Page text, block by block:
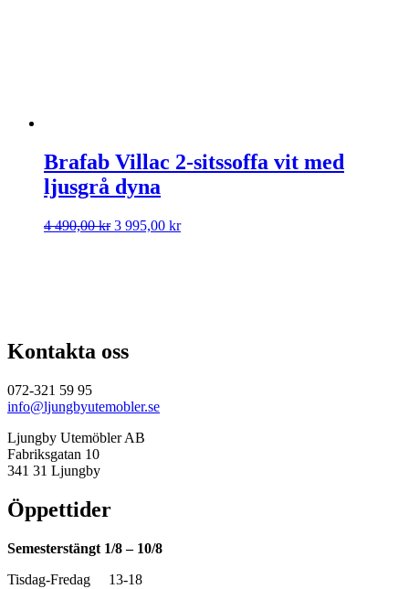
Brafab Villac 2-sitssoffa vit med
ljusgrå dyna
4 490,00kr Det
3 995,00 krDet
Kontakta oss
072-321 59 95
info@ljungbyutemobler.se
Ljungby Utemöbler AB
Fabriksgatan 10
341 31 Ljungby
Öppettider
Semesterstängt 1/8 – 10/8
Tisdag-Fredag 13-18